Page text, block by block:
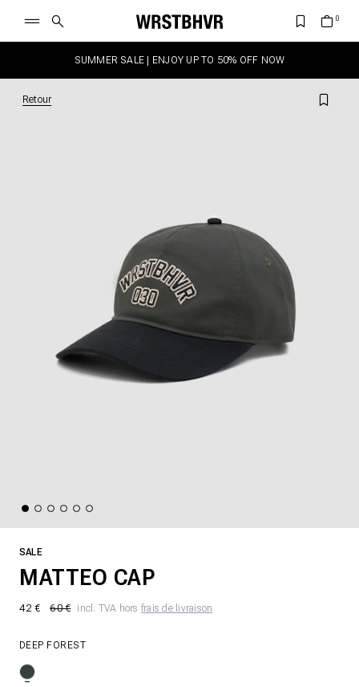
SUMMER SALE | ENJOY UP TO 50% OFF NOW
Retour
SALE
MATTEO CAP
42 € 60 € incl. TVA hors frais de livraison
DEEP FOREST